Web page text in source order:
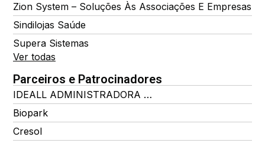
Zion System – Soluções Às Associações E Empresas
Sindilojas Saúde
Supera Sistemas
Ver todas
Parceiros e Patrocinadores
IDEALL ADMINISTRADORA DE BENEFÍCIOS
Biopark
Cresol